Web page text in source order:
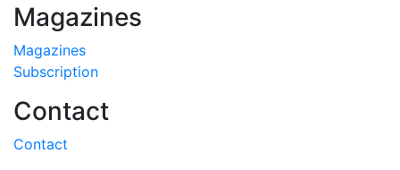
Magazines
Magazines
Subscription
Contact
Contact